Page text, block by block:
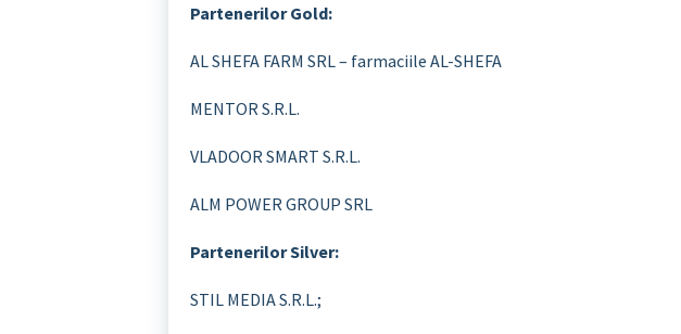
Partenerilor Gold:
AL SHEFA FARM SRL – farmaciile AL-SHEFA
MENTOR S.R.L.
VLADOOR SMART S.R.L.
ALM POWER GROUP SRL
Partenerilor Silver:
STIL MEDIA S.R.L.;